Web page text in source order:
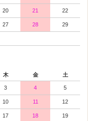
20 21 22
27 28 29
木 金 土
3 4 5
10 11 12
17 18 19